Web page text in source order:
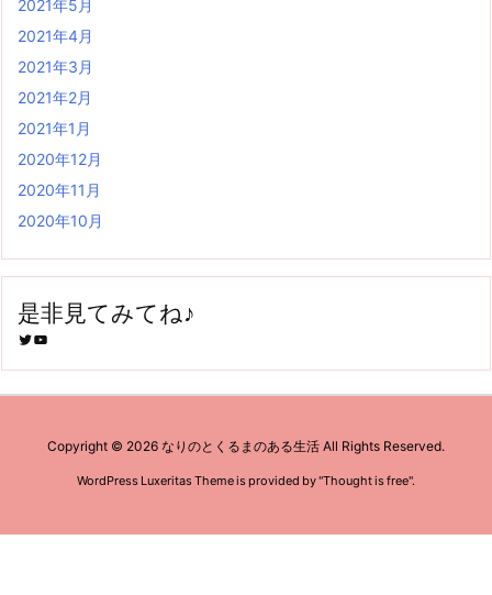
2021年5月
2021年4月
2021年3月
2021年2月
2021年1月
2020年12月
2020年11月
2020年10月
是非見てみてね♪
Twitter YouTube
Copyright © 2026 なりのとくるまのある生活 All Rights Reserved.
WordPress Luxeritas Theme is provided by "Thought is free".